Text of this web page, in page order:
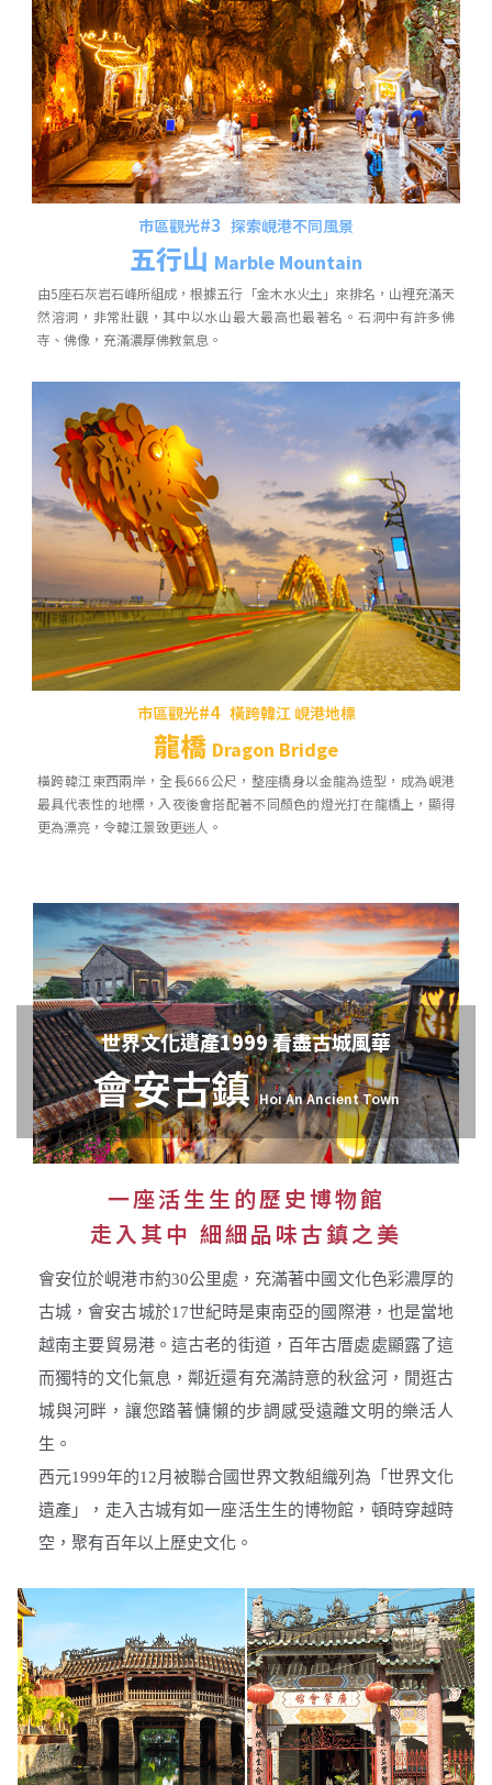
市區觀光#3 探索峴港不同風景
五行山 Marble Mountain
由5座石灰岩石峰所組成，根據五行「金木水火土」來排名，山裡充滿天
然溶洞，非常壯觀，其中以水山最大最高也最著名。石洞中有許多佛
寺、佛像，充滿濃厚佛教氣息。
市區觀光#4 橫跨韓江 峴港地標
龍橋 Dragon Bridge
橫跨韓江東西兩岸，全長666公尺，整座橋身以金龍為造型，成為峴港
最具代表性的地標，入夜後會搭配著不同顏色的燈光打在龍橋上，顯得
更為漂亮，令韓江景致更迷人。
世界文化遺產1999 看盡古城風華
會安古鎮Hoi An Ancient Town
一座活生生的歷史博物館
走入其中 細細品味古鎮之美
會安位於峴港市約30公里處，充滿著中國文化色彩濃厚的
古城，會安古城於17世紀時是東南亞的國際港，也是當地
越南主要貿易港。這古老的街道，百年古厝處處顯露了這
而獨特的文化氣息，鄰近還有充滿詩意的秋盆河，閒逛古
城與河畔，讓您踏著慵懶的步調感受遠離文明的樂活人
生。
西元1999年的12月被聯合國世界文教組織列為「世界文化
遺產」，走入古城有如一座活生生的博物館，頓時穿越時
空，聚有百年以上歷史文化。